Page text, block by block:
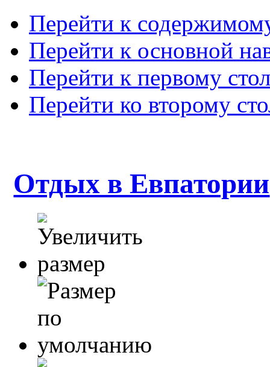
Перейти к
Перейти к основной
Перейти к первому
Перейти ко второму
Отдых в Евпатории